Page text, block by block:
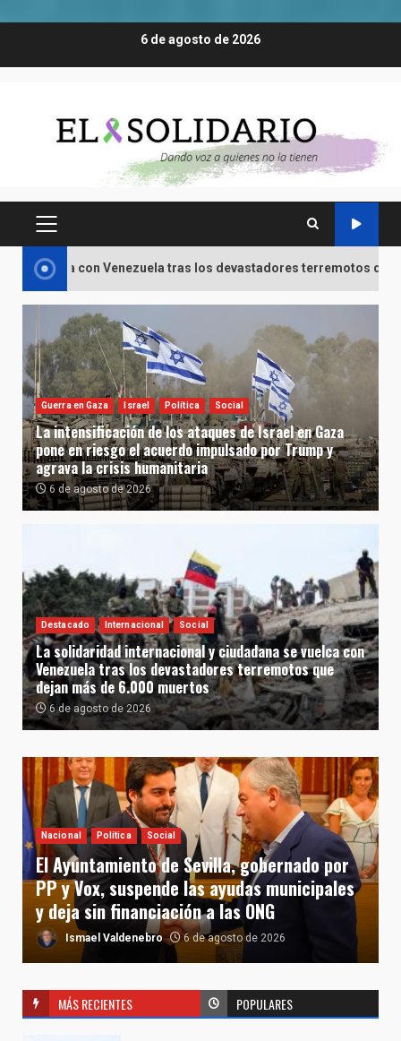
6 de agosto de 2026
MENÚ
tras los devastadores terremotos que dejan más de
Nacional Política Social
El Ayuntamiento de Sevilla, gobernado por
PP y Vox, suspende las ayudas municipales
y deja sin financiación a las ONG
Ismael Valdenebro 6 de agosto de 2026
MÁS RECIENTES POPULARES
Guerra en Gaza Israel Política Social
La intensificación de los ataques de Israel en Gaza
pone en riesgo el acuerdo impulsado por Trump y
agrava la crisis humanitaria
6 de agosto de 2026
Destacado Internacional Social
La solidaridad internacional y ciudadana se vuelca con
Venezuela tras los devastadores terremotos que
dejan más de 6.000 muertos
6 de agosto de 2026